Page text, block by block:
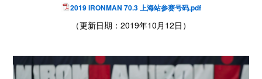
2019 IRONMAN 70.3 上海站参赛号码.pdf
（更新日期：2019年10月12日）